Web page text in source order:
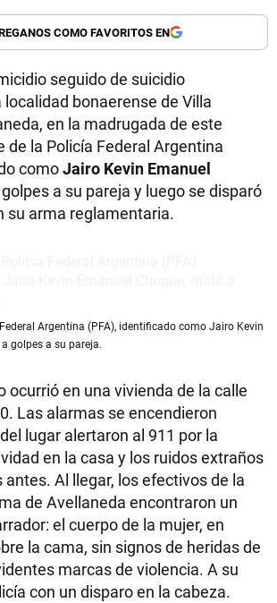
COMO FAVORITOS EN
seguido de suicidio
bonaerense de Villa
en la madrugada de este
de la Policía Federal Argentina
comoJairo Kevin Emanuel
a su pareja y luego se disparó
su arma reglamentaria.
Argentina (PFA), identificado como Jairo Kevin
golpes a su pareja.
ocurrió en una vivienda de la calle
Las alarmas se encendieron
lugar alertaron al 911 por la
en la casa y los ruidos extraños
Al llegar, los efectivos de la
de Avellaneda encontraron un
el cuerpo de la mujer, en
la cama, sin signos de heridas de
marcas de violencia. A su
con un disparo en la cabeza.